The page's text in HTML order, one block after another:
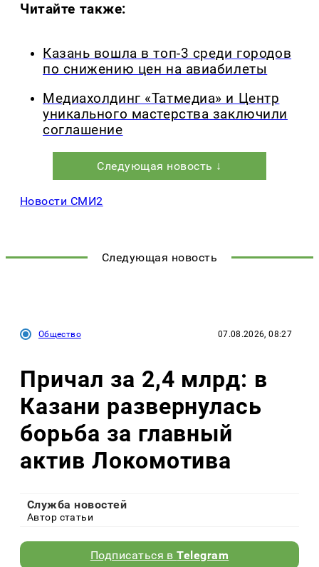
Читайте также:
Казань вошла в топ-3 среди городов
по снижению цен на авиабилеты
Медиахолдинг «Татмедиа» и Центр
уникального мастерства заключили
соглашение
Следующая новость ↓
Новости СМИ2
Следующая новость
Общество 07.08.2026, 08:27
Причал за 2,4 млрд: в
Казани развернулась
борьба за главный
актив Локомотива
Служба новостей
Автор статьи
Подписаться вTelegram